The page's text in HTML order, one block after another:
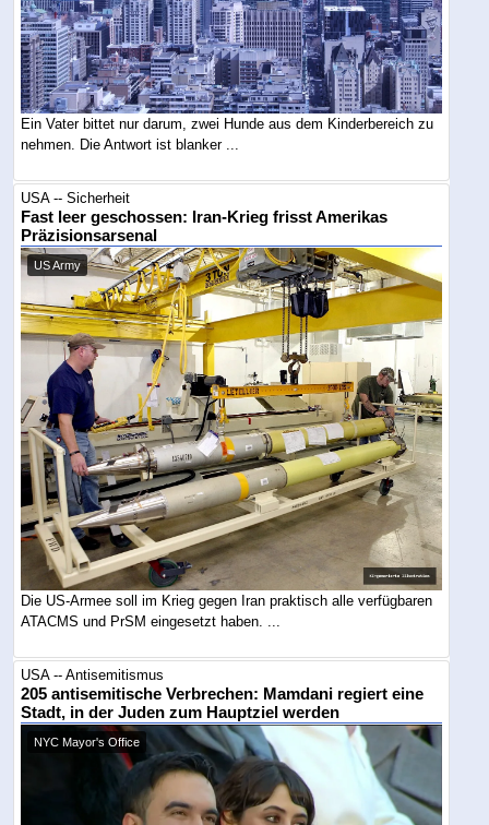
Ein Vater bittet nur darum, zwei Hunde aus dem Kinderbereich zu
nehmen. Die Antwort ist blanker ...
USA -- Sicherheit
Fast leer geschossen: Iran-Krieg frisst Amerikas
Präzisionsarsenal
US Army
Die US-Armee soll im Krieg gegen Iran praktisch alle verfügbaren
ATACMS und PrSM eingesetzt haben. ...
USA -- Antisemitismus
205 antisemitische Verbrechen: Mamdani regiert eine
Stadt, in der Juden zum Hauptziel werden
NYC Mayor's Office